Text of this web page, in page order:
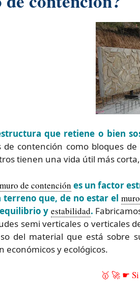
que retiene o bien
contención como bloques
tienen una vida útil más
muro de contención es un factor
que, de no estar el muro
y estabilidad.
semi verticales o verticales
del material que está sobre
y ecológicos.
🥇 🚀 ☛ Si